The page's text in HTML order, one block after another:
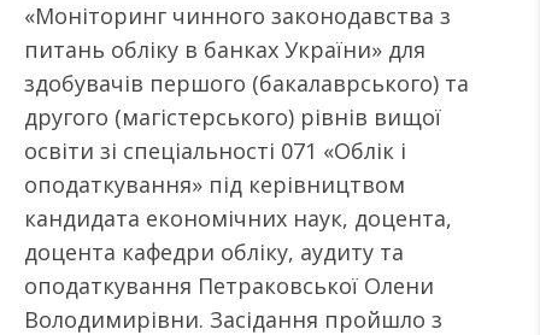
«Моніторинг чинного законодавства з
питань обліку в банках України» для
здобувачів першого (бакалаврського) та
другого (магістерського) рівнів вищої
освіти зі спеціальності 071 «Облік і
оподаткування» під керівництвом
кандидата економічних наук, доцента,
доцента кафедри обліку, аудиту та
оподаткування Петраковської Олени
Володимирівни. Засідання пройшло з